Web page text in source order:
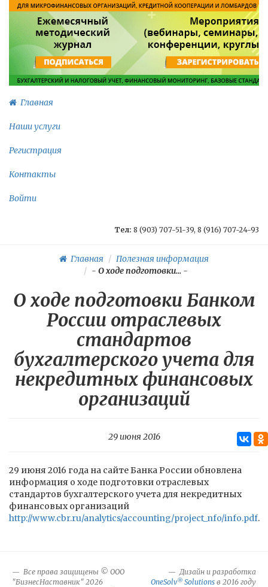
Главная
Наши услуги
Регистрация
Контакты
Войти
Тел: 8 (903) 707-51-39, 8 (916) 707-24-93
Главная
Полезная информация
- О ходе подготовки...-
О ходе подготовки Банком
России отраслевых
стандартов
бухгалтерского учета для
некредитных финансовых
организаций
29 июня 2016
29 июня 2016 года на сайте Банка России обновлена
информация о ходе подготовки отраслевых
стандартов бухгалтерского учета для некредитных
финансовых организаций
http://www.cbr.ru/analytics/accounting/project_nfo/info.pdf.
Все права защищены © ООО
"БизнесНаставник" 2026
Дизайн и разработка
OneSolv® Solutions в 2016 году